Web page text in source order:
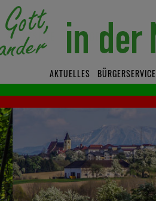
AKTUELLES BÜRGERSERVICE